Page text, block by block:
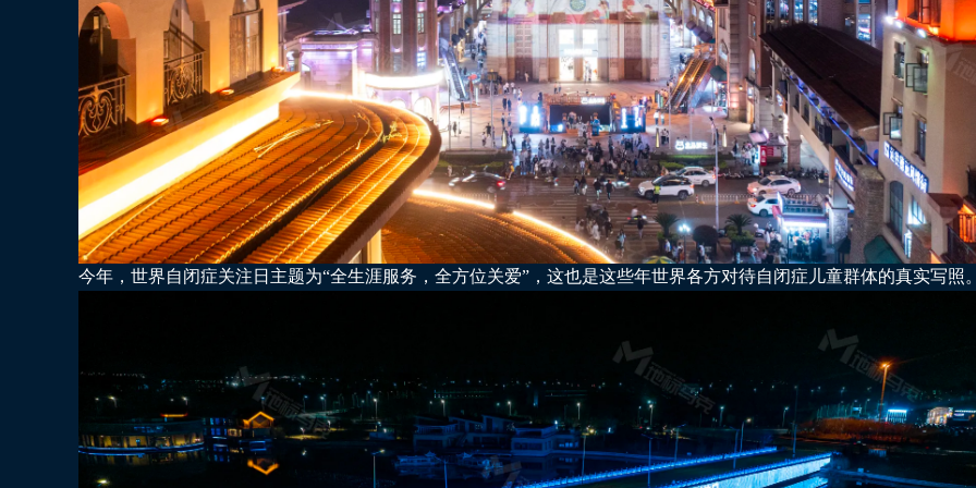
今年，世界自闭症关注日主题为“全生涯服务，全方位关爱”，这也是这些年世界各方对待自闭症儿童群体的真实写照